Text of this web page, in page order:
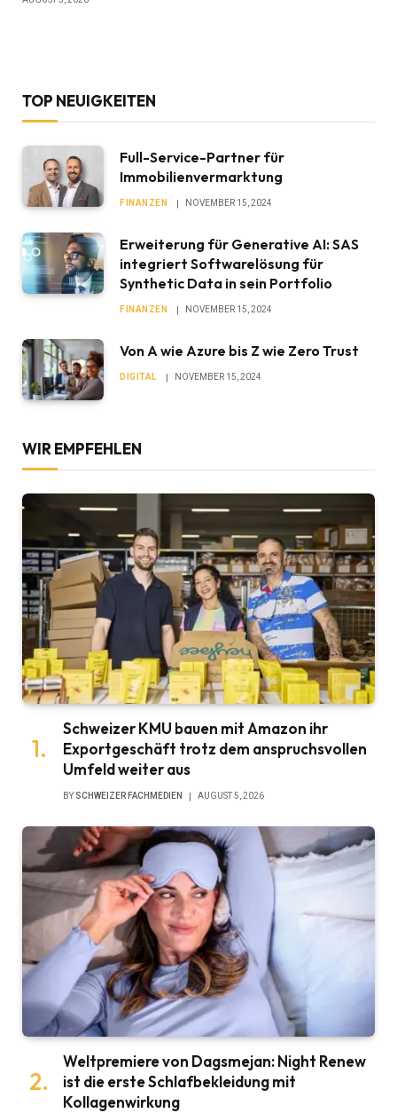
TOP NEUIGKEITEN
Full-Service-Partner für
Immobilienvermarktung
FINANZEN NOVEMBER 15, 2024
Erweiterung für Generative AI: SAS
integriert Softwarelösung für
Synthetic Data in sein Portfolio
FINANZEN NOVEMBER 15, 2024
Von A wie Azure bis Z wie Zero Trust
DIGITAL NOVEMBER 15, 2024
WIR EMPFEHLEN
Schweizer KMU bauen mit Amazon ihr
Exportgeschäft trotz dem anspruchsvollen
Umfeld weiter aus
BY SCHWEIZER FACHMEDIEN AUGUST 5, 2026
Weltpremiere von Dagsmejan: Night Renew
ist die erste Schlafbekleidung mit
Kollagenwirkung